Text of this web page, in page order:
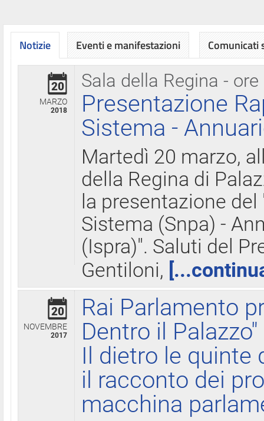
Notizie
Sala della Regina - ore
20
MARZO
2018
Presentazione
Sistema -
Martedì 20 marzo,
della Regina di
la presentazione
Sistema (Snpa) -
(Ispra)". Saluti del
Gentiloni,
20
NOVEMBRE
2017
Rai Parlamento
Dentro il Palazzo"
Il dietro le quinte
il racconto dei
macchina
Eventi e manifestazioni Comunicati